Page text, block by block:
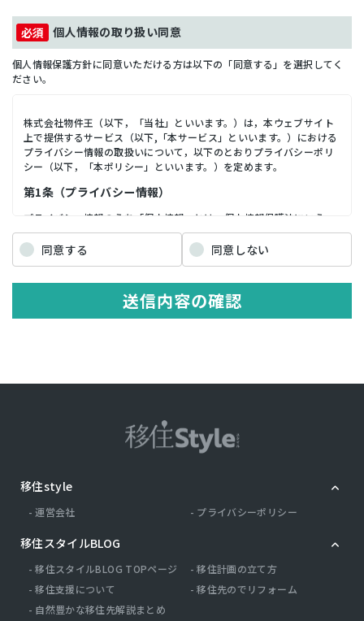
個人情報の取り扱い同意
個人情報保護方針に同意いただける方は以下の「同意する」を選択してく
ださい。
株式会社物件王（以下，「当社」といいます。）は，本ウェブサイト
上で提供するサービス（以下,「本サービス」といいます。）における
プライバシー情報の取扱いについて，以下のとおりプライバシーポリ
シー（以下，「本ポリシー」といいます。）を定めます。
第1条（プライバシー情報）
プライバシー情報のうち「個人情報」とは，個人情報保護法にいう
「個人情報」を指すものとし，生存する個人に関する情報であって，
当該情報に含まれる氏名，生年月日，住所，電話番号，連絡先その他
の記述等により特定の個人を識別できる情報を指します。 プライバシ
情報」以外のものをいい，ご利用いただいたサービスやご購入いただ
いた商品，ご覧になったページや広告の履歴，ユーザーが検索された
検索キーワード，ご利用日時，ご利用の方法，ご利用環境，郵便番号
第２条（プライバシー情報の収集方法）
番号，メールアドレス，銀行口座番号，クレジットカード番号，運転
免許証番号などの個人情報をお尋ねすることがあります。また，ユー
ザーと提携先などとの間でなされたユーザーの個人情報を含む取引記
配信先などを含みます。以下，｢提携先｣といいます。）などから収集
することがあります。 当社は，ユーザーについて，利用したサービス
やソフトウエア，購入した商品，閲覧したページや広告の履歴，検索
じてご利用の場合の当該端末の通信状態，利用に際しての各種設定情
報なども含みます），IPアドレス，クッキー情報，位置情報，端末の
個体識別情報などの履歴情報および特性情報を，ユーザーが当社や提
携先のサービスを利用しまたはページを閲覧する際に収集します。
第３条（個人情報を収集・利用する目的）
同意する 同意しない
送信内容の確認
移住style
運営会社 プライバシーポリシー
移住スタイルBLOG
移住スタイルBLOG TOPページ
移住計画の立て方
移住支援について
移住先のでリフォーム
自然豊かな移住先解説まとめ